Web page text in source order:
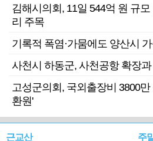
김해시의회, 11일 544억 원 규
리 주목
기록적 폭염·가뭄에도 양산시 가
사천시 하동군, 사천공항 확장과
고성군의회, 국외출장비 3800만
환원'
근교산 주